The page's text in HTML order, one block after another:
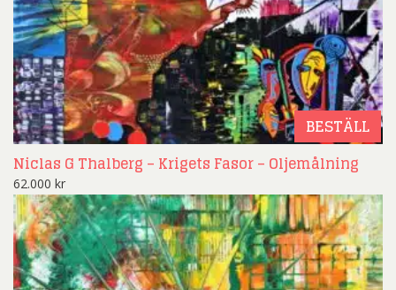
BESTÄLL
Niclas G Thalberg – Krigets Fasor – Oljemålning
62.000 kr